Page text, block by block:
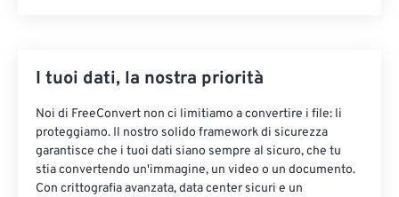
I tuoi dati, la nostra priorità
Noi di FreeConvert non ci limitiamo a convertire i file: li
proteggiamo. Il nostro solido framework di sicurezza
garantisce che i tuoi dati siano sempre al sicuro, che tu
stia convertendo un'immagine, un video o un documento.
Con crittografia avanzata, data center sicuri e un